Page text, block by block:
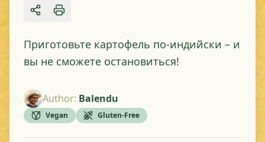
Share
Приготовьте картофель по-индийски – и
вы не сможете остановиться!
Author: Balendu
Vegan Gluten-Free